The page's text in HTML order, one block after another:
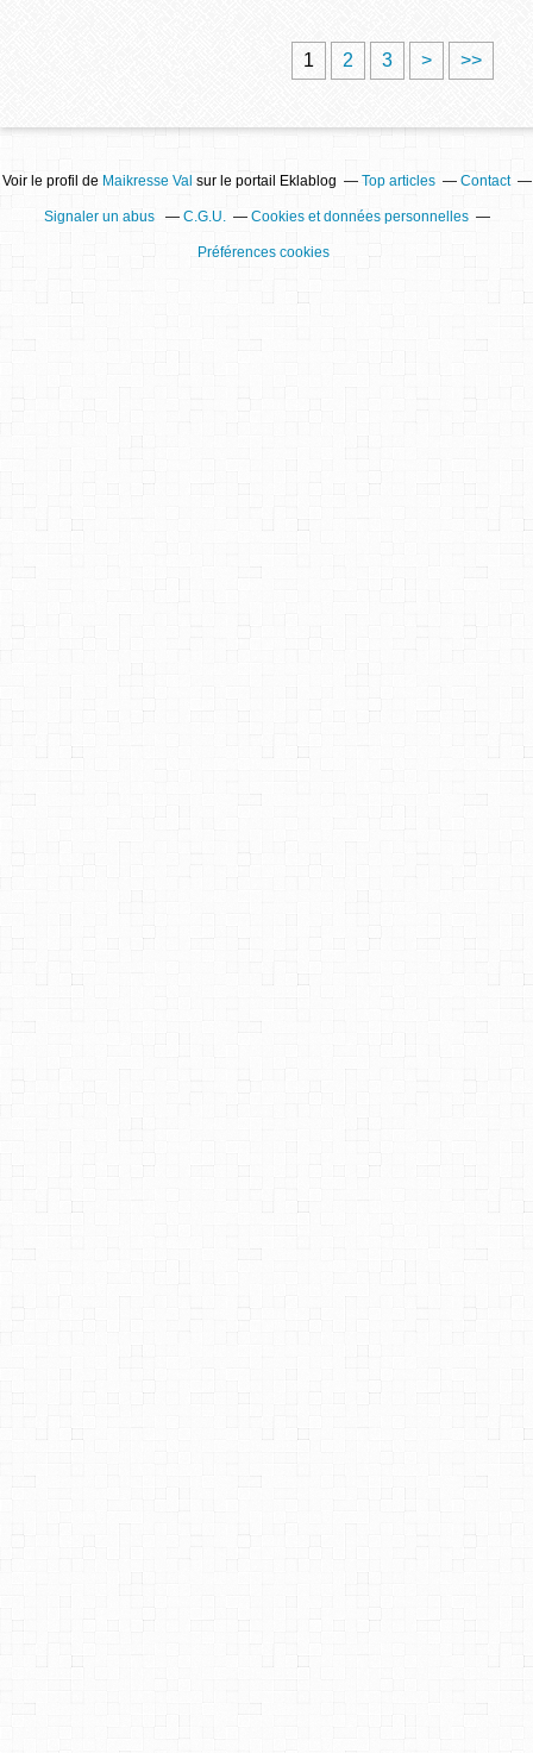
1 2 3 > >>
Voir le profil de Maikresse Val sur le portail Eklablog Top articles Contact
Signaler un abus C.G.U. Cookies et données personnelles
Préférences cookies